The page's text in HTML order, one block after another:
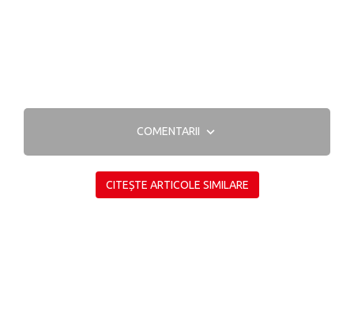
COMENTARII
CITEȘTE ARTICOLE SIMILARE